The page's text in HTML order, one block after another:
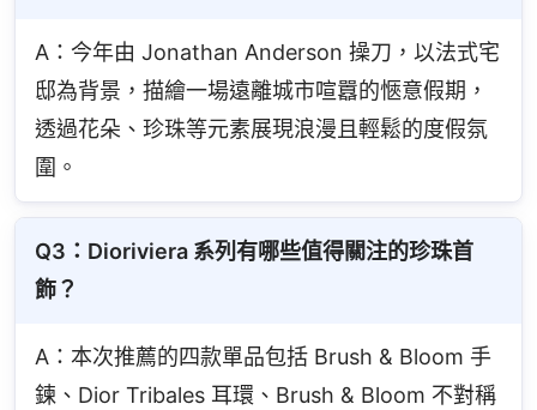
A：今年由 Jonathan Anderson 操刀，以法式宅
邸為背景，描繪一場遠離城市喧囂的愜意假期，
透過花朵、珍珠等元素展現浪漫且輕鬆的度假氛
圍。
Q3：Dioriviera 系列有哪些值得關注的珍珠首
飾？
A：本次推薦的四款單品包括 Brush & Bloom 手
鍊、Dior Tribales 耳環、Brush & Bloom 不對稱